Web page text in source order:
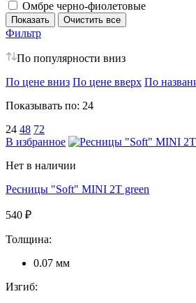
Омбре черно-фиолетовые
Фильтр
По популярности вниз
По цене вниз По цене вверх По
Показывать по: 24
24 48 72
В избранное
Нет в наличии
Ресницы "Soft" MINI 2T green
540 ₽
Толщина:
0.07 мм
Изгиб: